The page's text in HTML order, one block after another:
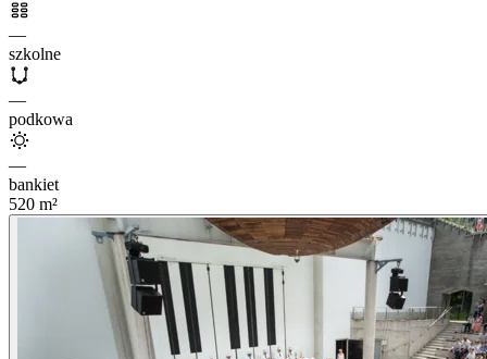
—
szkolne
—
podkowa
—
bankiet
520 m²